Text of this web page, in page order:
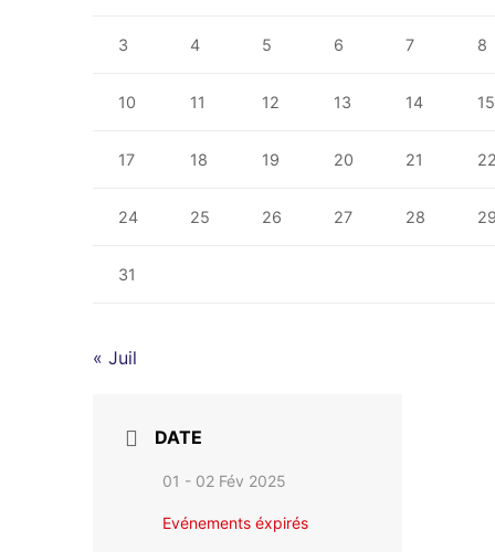
3 4 5 6 7 8
10 11 12 13 14 15
17 18 19 20 21
24 25 26 27 28
31
« Juil
DATE
01 - 02 Fév 2025
Evénements éxpirés